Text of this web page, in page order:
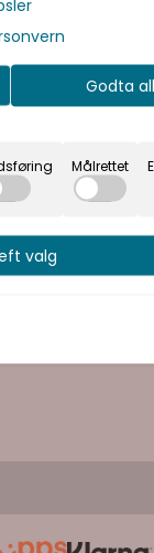
Godta
Målrettet
valg